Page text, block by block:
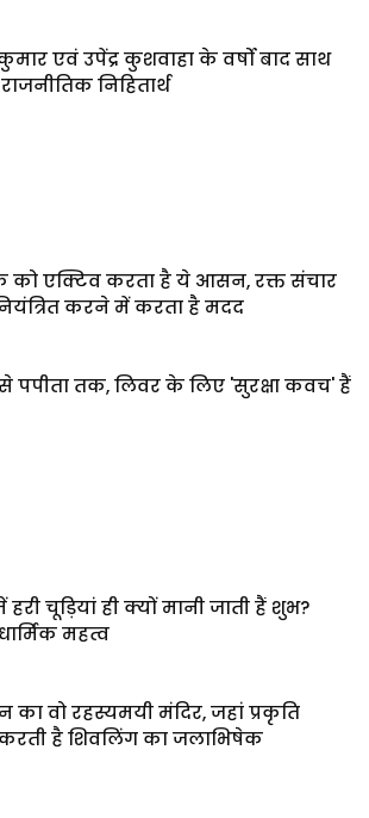
एवं उपेंद्र कुशवाहा के वर्षो बाद साथ
निहितार्थ
को एक्टिव करता है ये आसन, रक्त संचार
करने में करता है मदद
पपीता तक, लिवर के लिए 'सुरक्षा कवच' हैं
चूड़ियां ही क्यों मानी जाती हैं शुभ?
महत्व
का वो रहस्यमयी मंदिर, जहां प्रकृति
है शिवलिंग का जलाभिषेक